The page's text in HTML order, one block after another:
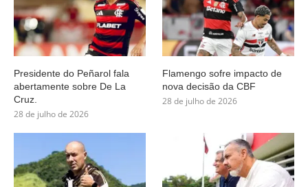
Presidente do Peñarol fala
abertamente sobre De La
Cruz.
28 de julho de 2026
Flamengo sofre impacto de
nova decisão da CBF
28 de julho de 2026